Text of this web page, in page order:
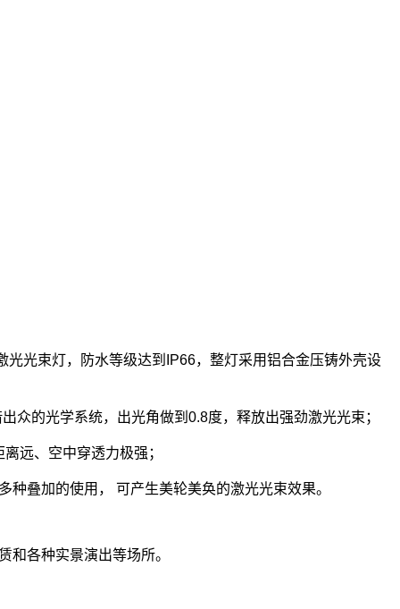
光光束灯，防水等级达到IP66，整灯采用铝合金压铸外壳设
众的光学系统，出光角做到0.8度，释放出强劲激光光束；
远、空中穿透力极强；
种叠加的使用， 可产生美轮美奂的激光光束效果。
和各种实景演出等场所。